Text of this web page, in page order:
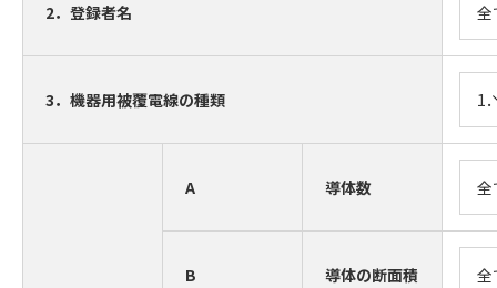
2．登録者名
3．機器用被覆電線の種類
A 導体数
B 導体の断面積